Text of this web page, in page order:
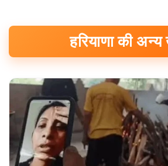
हरियाणा की